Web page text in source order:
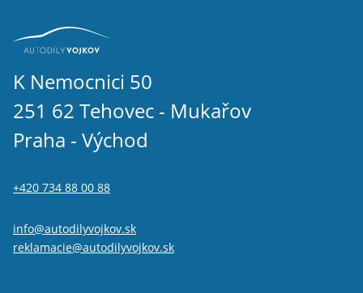
K Nemocnici 50
251 62 Tehovec - Mukařov
Praha - Východ
+420 734 88 00 88
info@autodilyvojkov.sk
reklamacie@autodilyvojkov.sk